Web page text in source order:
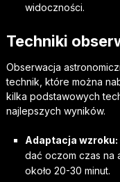
widoczności.
Techniki
Obserwacja
technik, które można
kilka podstawowych
najlepszych wyników.
Adaptacja wzroku:
dać oczom czas na
około 20-30 minut.